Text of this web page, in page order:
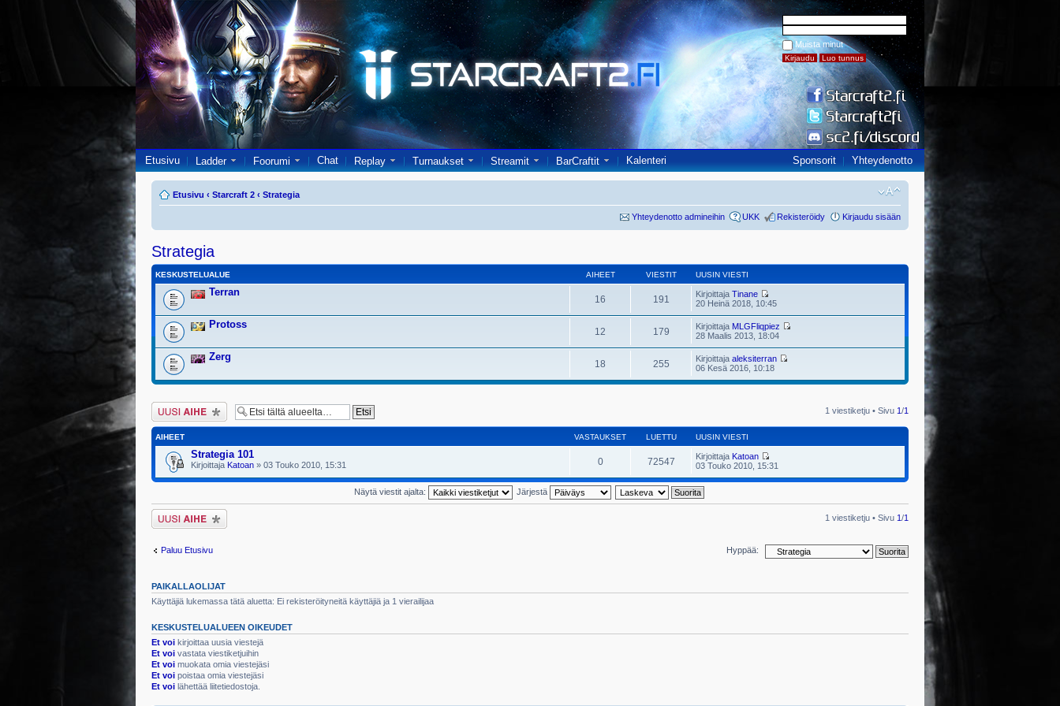
Muista minut
Etusivu Ladder Foorumi Chat Replay Turnaukset Streamit BarCraftit Kalenteri Sponsorit Yhteydenotto
Etusivu ‹ Starcraft 2 ‹ Strategia
Yhteydenotto admineihin UKK Rekisteröidy Kirjaudu sisään
Strategia
KESKUSTELUALUE AIHEET VIESTIT UUSIN VIESTI
Terran
16 191 Kirjoittaja Tinane
20 Heinä 2018, 10:45
Protoss
12 179 Kirjoittaja MLGFliqpiez
28 Maalis 2013, 18:04
Zerg
18 255 Kirjoittaja aleksiterran
06 Kesä 2016, 10:18
Lähetä uusi viesti 1 viestiketju • Sivu 1/1
AIHEET VASTAUKSET LUETTU UUSIN VIESTI
Strategia 101
Kirjoittaja Katoan » 03 Touko 2010, 15:31 0 72547 Kirjoittaja Katoan
03 Touko 2010, 15:31
Näytä viestit ajalta: Järjestä
Lähetä uusi viesti 1 viestiketju • Sivu 1/1
Paluu Etusivu Hyppää:
PAIKALLAOLIJAT
Käyttäjiä lukemassa tätä aluetta: Ei rekisteröityneitä käyttäjiä ja 1 vierailijaa
KESKUSTELUALUEEN OIKEUDET
Et voi kirjoittaa uusia viestejä
Et voi vastata viestiketjuihin
Et voi muokata omia viestejäsi
Et voi poistaa omia viestejäsi
Et voi lähettää liitetiedostoja.